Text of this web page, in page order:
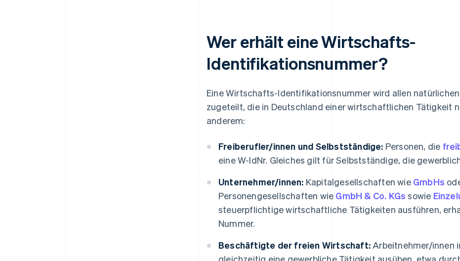
Wer erhält eine Wirtschafts-
Identifikationsnummer?
Eine Wirtschafts-Identifikationsnummer wird allen
zugeteilt, die in Deutschland einer wirtschaftlichen Tätigkeit
anderem:
Freiberufler/innen und Selbstständige: Personen, die
eine W-IdNr. Gleiches gilt für Selbstständige, die
Unternehmer/innen: Kapitalgesellschaften wie GmbHs
Personengesellschaften wie GmbH & Co. KGs sowie
steuerpflichtige wirtschaftliche Tätigkeiten ausführen,
Nummer.
Beschäftigte der freien Wirtschaft: Arbeitnehmer/innen